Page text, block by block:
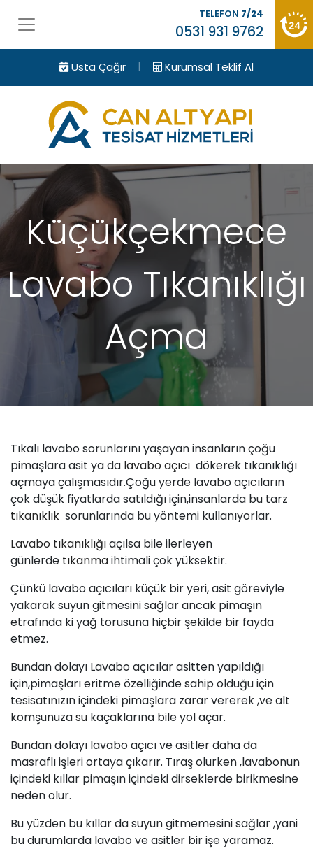
Usta Çağır | Kurumsal Teklif Al
TELEFON 7/24
0531 931 9762
Küçükçekmece
Lavabo Tıkanıklığı
Açma
Tıkalı lavabo sorunlarını yaşayan insanların çoğu
pimaşlara asit ya da lavaboaçıcı dökerek tıkanıklığı
açmaya çalışmasıdır.Çoğu yerde lavabo açıcıların
çok düşük fiyatlarda satıldığı için,insanlarda bu tarz
tıkanıklık sorunlarında bu yöntemi kullanıyorlar.
Lavabo tıkanıklığıaçılsa bile ilerleyen
günlerde tıkanmaihtimali çok yüksektir.
Çünkü lavabo açıcıları küçük bir yeri, asit göreviyle
yakarak suyun gitmesini sağlar ancak pimaşın
etrafında ki yağ torusuna hiçbir şekilde bir fayda
etmez.
Bundan dolayı Lavabo açıcılar asitten yapıldığı
için,pimaşları eritme özelliğinde sahip olduğu için
tesisatınızın içindeki pimaşlara zarar vererek ,ve alt
komşunuzasu kaçaklarına bile yol açar.
Bundan dolayı lavabo açıcı ve asitler daha da
masraflı işleri ortaya çıkarır. Tıraş olurken ,lavabonun
içindeki kıllar pimaşın içindeki dirseklerde birikmesine
neden olur.
Bu yüzden bu kıllar da suyun gitmemesini sağlar ,yani
bu durumlarda lavabo ve asitler bir işe yaramaz.